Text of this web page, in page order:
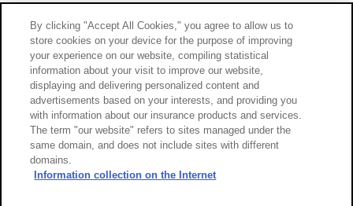
【お詫び】超保険のよくあるご質問（FAQ）記載誤りについて
もっと見る
サイトのご利用について
勧誘方針
By clicking "Accept All Cookies," you agree to allow us to
store cookies on your device for the purpose of improving
your experience on our website, compiling statistical
information about your visit to improve our website,
displaying and delivering personalized content and
advertisements based on your interests, and providing you
with information about our insurance products and services.
The term "our website" refers to sites managed under the
same domain, and does not include sites with different
domains.
Information collection on the Internet